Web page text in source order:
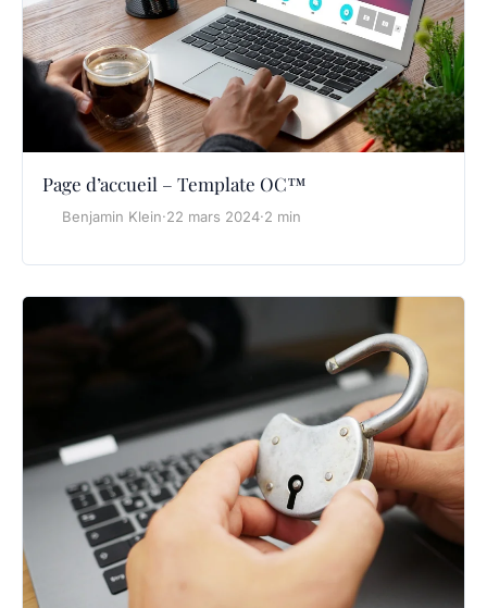
Page d’accueil – Template OC™
Benjamin Klein·22 mars 2024·2 min